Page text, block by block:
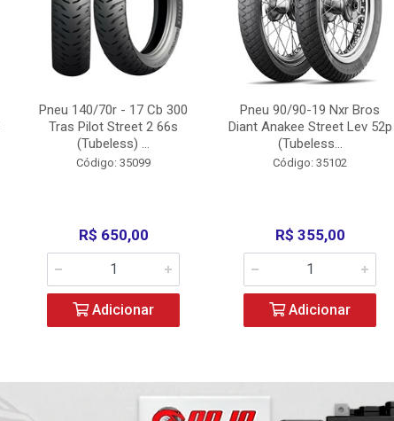
Pneu 140/70r - 17 Cb 300
Tras Pilot Street 2 66s
(Tubeless) ...
Código: 35099
R$ 650,00
Adicionar
Pneu 90/90-19 Nxr Bros
Diant Anakee Street Lev 52p
(Tubeless...
Código: 35102
R$ 355,00
Adicionar